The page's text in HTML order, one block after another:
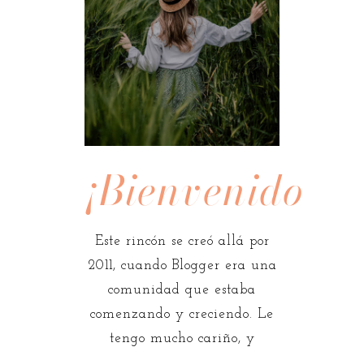
¡Bienvenidos!
Este rincón se creó allá por
2011, cuando Blogger era una
comunidad que estaba
comenzando y creciendo. Le
tengo mucho cariño, y